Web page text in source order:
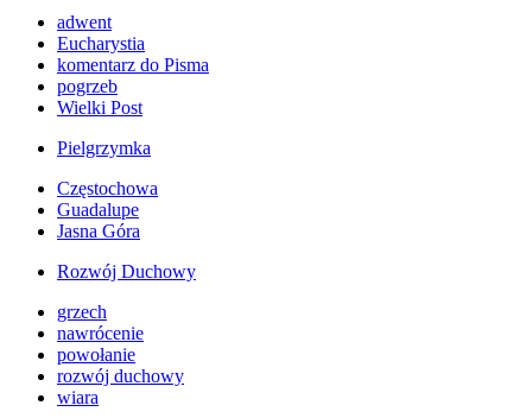
adwent
Eucharystia
komentarz do Pisma
pogrzeb
Wielki Post
Pielgrzymka
Częstochowa
Guadalupe
Jasna Góra
Rozwój Duchowy
grzech
nawrócenie
powołanie
rozwój duchowy
wiara